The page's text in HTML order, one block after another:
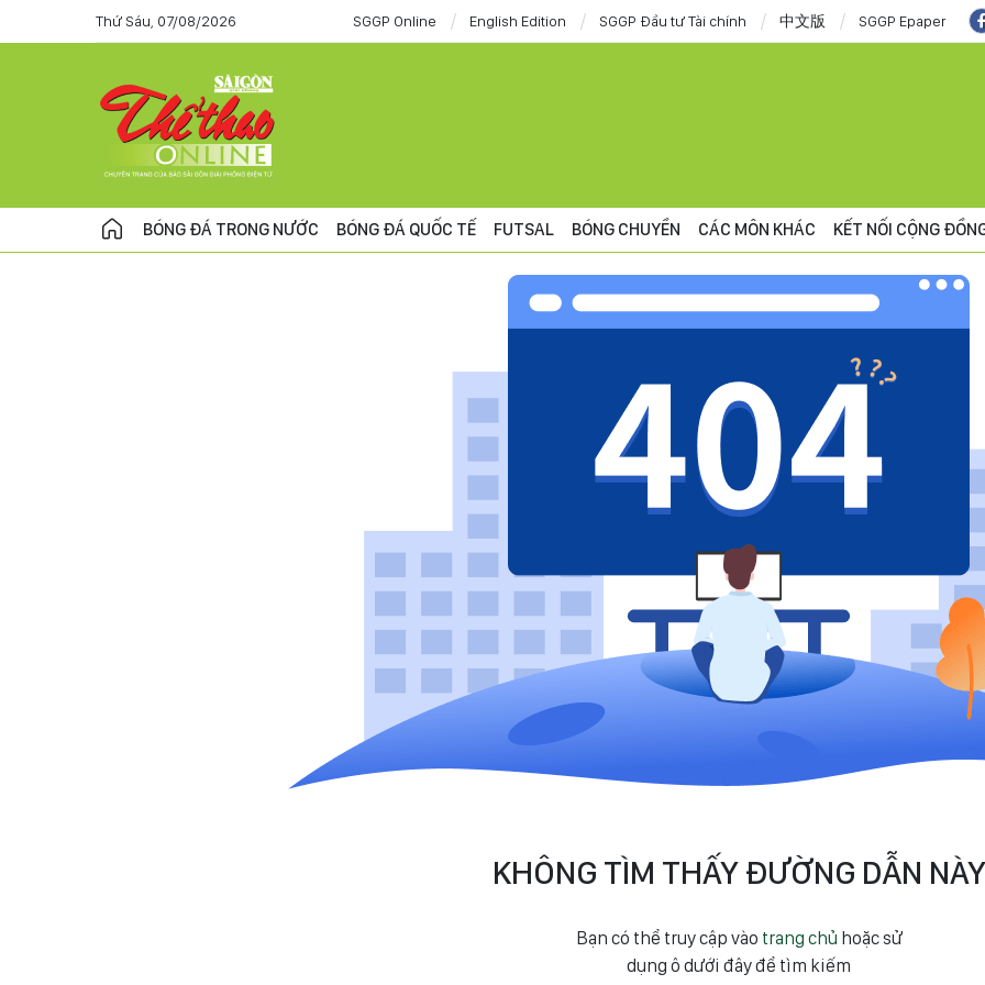
Thứ Sáu, 07/08/2026 SGGP Online English Edition SGGP Đầu tư Tài chính 中文版 SGGP Epaper
BÓNG ĐÁ TRONG NƯỚC BÓNG ĐÁ QUỐC TẾ FUTSAL BÓNG CHUYỀN CÁC MÔN KHÁC KẾT NỐI CỘNG
KHÔNG TÌM THẤY ĐƯỜNG DẪN NÀY
Bạn có thể truy cập vào trang chủ hoặc sử
dụng ô dưới đây để tìm kiếm